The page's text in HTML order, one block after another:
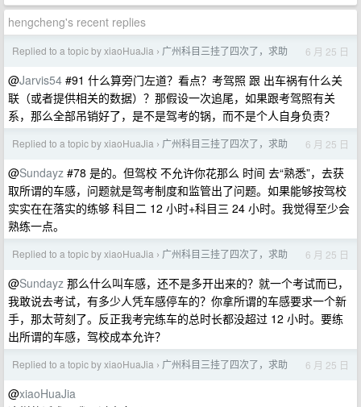
hengcheng's recent replies
Replied to a topic by xiaoHuaJia › 广州科目三挂了四次了，求助 6 月 25 日
@Jarvis54 #91 什么算旁门左道？看点？考驾照 跟 出车祸有什么关
联（或者提供相关的数据）？那假设一次追尾，如果跟考驾照有关
系，那么全部吊销好了，是不是驾考的锅，而不是个人自身负责？
Replied to a topic by xiaoHuaJia › 广州科目三挂了四次了，求助 6 月 25 日
@Sundayz #78 是的。但驾校 不允许你花那么 时间 去“熟悉”，去获
取所谓的车感，问题就是驾考制度和监管出了问题。如果能够按驾校
实实在在落实的练够 科目二 12 小时+科目三 24 小时。我觉得至少会
熟练一点。
Replied to a topic by xiaoHuaJia › 广州科目三挂了四次了，求助 6 月 25 日
@Sundayz 那么什么叫车感，还不是多开出来的？就一个考试而已，
我敢说去考试，有多少人凭车感停车的？你拿所谓的车感要求一个新
手，那太苛刻了。反正我考完练车的总时长都没超过 12 小时。要练
出所谓的车感，驾校成本允许？
Replied to a topic by xiaoHuaJia › 广州科目三挂了四次了，求助 6 月 25 日
@xiaoHuaJia